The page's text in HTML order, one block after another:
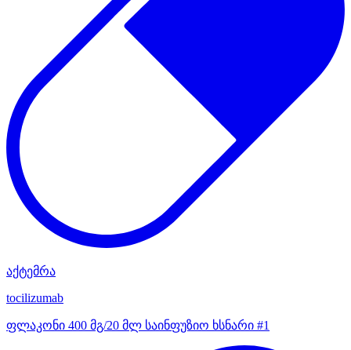
აქტემრა
tocilizumab
ფლაკონი 400 მგ/20 მლ საინფუზიო ხსნარი #1